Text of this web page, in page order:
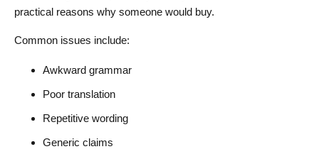
practical reasons why someone would buy.
Common issues include:
Awkward grammar
Poor translation
Repetitive wording
Generic claims